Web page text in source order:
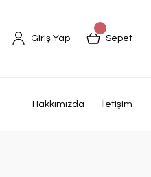
Giriş Yap Sepet
Hakkımızda İletişim